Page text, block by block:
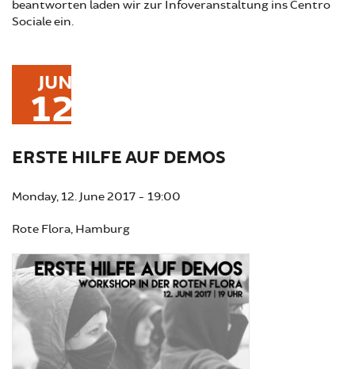
beantworten laden wir zur Infoveranstaltung ins Centro
Sociale ein.
JUN
12
ERSTE HILFE AUF DEMOS
Monday, 12. June 2017 - 19:00
Rote Flora, Hamburg